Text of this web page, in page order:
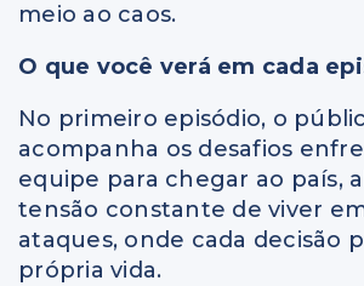
meio ao caos.
O que você verá em cada
No primeiro episódio, o
acompanha os desafios
equipe para chegar ao país,
tensão constante de viver
ataques, onde cada decisão
própria vida.